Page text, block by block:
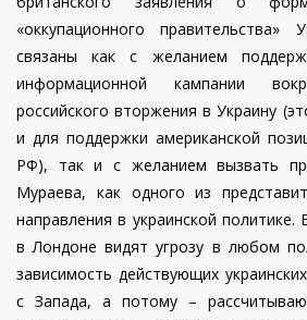
«оккупационного
связаны как с желанием
информационной кампании
российского вторжения в Украину
и для поддержки американской
РФ), так и с желанием вызвать
Мураева, как одного из
направления в украинской
в Лондоне видят угрозу в любом
зависимость действующих
с Запада, а потому –